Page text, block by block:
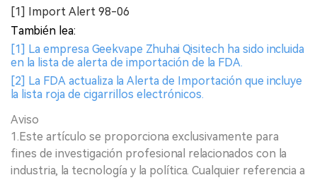
[1] Import Alert 98-06
También lea:
[1] La empresa Geekvape Zhuhai Qisitech ha sido incluida
en la lista de alerta de importación de la FDA.
[2] La FDA actualiza la Alerta de Importación que incluye
la lista roja de cigarrillos electrónicos.
Aviso
1.Este artículo se proporciona exclusivamente para
fines de investigación profesional relacionados con la
industria, la tecnología y la política. Cualquier referencia a